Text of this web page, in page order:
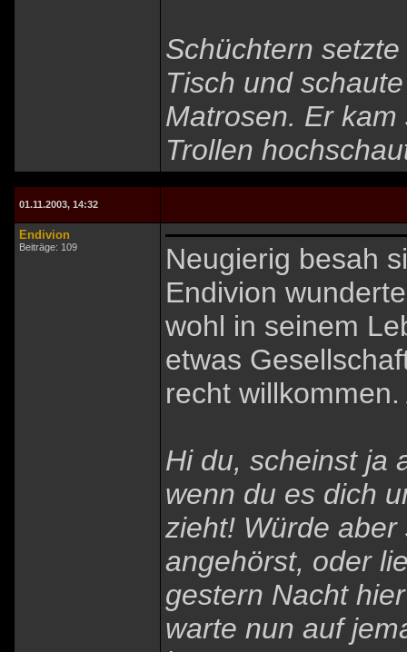
Schüchtern
Tisch und
Matrosen. Er
Trollen
01.11.2003, 14:32
Endivion
Beiträge: 109
Neugierig besah
Endivion
wohl in seinem
etwas
recht
Hi du, scheinst ja
wenn du es dich
zieht! Würde
angehörst, oder
gestern Nacht
warte nun auf